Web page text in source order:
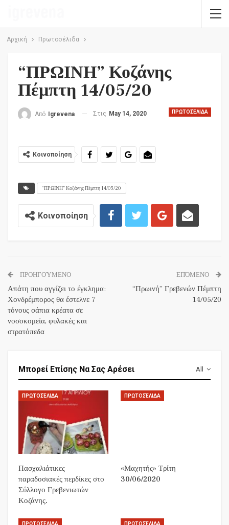
Αρχική Πρωτοσέλιδα
“ΠΡΩΙΝΗ” Κοζάνης
Πέμπτη 14/05/20
ΠΡΩΤΟΣΈΛΙΔΑ
Από Igrevena Στις May 14, 2020
Κοινοποίηση
“ΠΡΩΙΝΗ” Κοζάνης Πέμπτη 14/05/20
Κοινοποίηση
ΠΡΟΗΓΟΎΜΕΝΟ
Απάτη που αγγίζει το έγκλημα:
Χονδρέμπορος θα έστελνε 7
τόνους σάπια κρέατα σε
νοσοκομεία, φυλακές και
στρατόπεδα
ΕΠΌΜΕΝΟ
“Πρωινή” Γρεβενών Πέμπτη
14/05/20
All
Μπορεί Επίσης Να Σας Αρέσει
ΠΡΩΤΟΣΈΛΙΔΑ
Πασχαλιάτικες
παραδοσιακές περδίκες στο
Σύλλογο Γρεβενιωτών
Κοζάνης.
ΠΡΩΤΟΣΈΛΙΔΑ
«Μαχητής» Τρίτη
30/06/2020
ΠΡΩΤΟΣΈΛΙΔΑ ΠΡΩΤΟΣΈΛΙΔΑ